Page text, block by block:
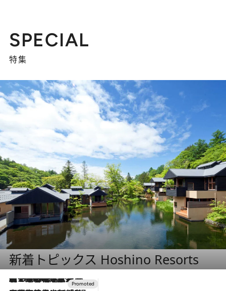
SPECIAL
特集
新着トピックス Hoshino Resorts
2026.8.7
【トンボの足水浴】ヒノキの香りに包まれて涼感マックス！約13℃の湧水かけ流しを避暑地「星野温泉 トンボの湯」で体験